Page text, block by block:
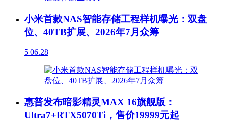
小米首款NAS智能存储工程样机曝光：双盘
位、40TB扩展、2026年7月众筹
5 06.28
惠普发布暗影精灵MAX 16旗舰版：
Ultra7+RTX5070Ti，售价19999元起